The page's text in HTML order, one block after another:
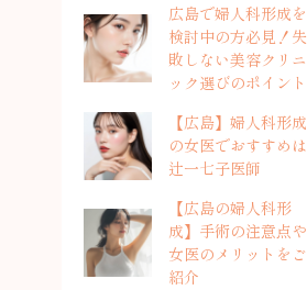
広島で婦人科形成を
検討中の方必見！失
敗しない美容クリニ
ック選びのポイント
【広島】婦人科形成
の女医でおすすめは
辻一七子医師
【広島の婦人科形
成】手術の注意点や
女医のメリットをご
紹介